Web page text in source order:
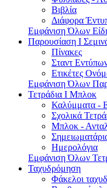
Βιβλία
Διάφορα
Εμφάνιση Όλων
Παρουσίαση I
Πίνακες
Σταντ
Ετικέτες
Εμφάνιση Όλων
Τετράδια I Μπλοκ
Καλύμματα -
Σχολικά
Μπλοκ -
Ημερολόγια
Εμφάνιση Όλων
Ταχυδρόμηση
Φάκελοι